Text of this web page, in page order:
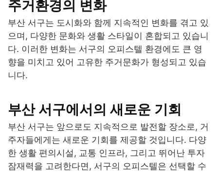
주거환경의 변화
부산 서구는 도시화와 함께 지속적인 변화를 겪고 있
으며, 다양한 문화와 생활 스타일이 혼합되고 있습니
다. 이러한 변화는 서구의 오피스텔 환경에도 큰 영
향을 미치고 있어 고유한 주거문화가 형성되고 있습
니다.
부산 서구에서의 새로운 기회
부산 서구는 앞으로도 지속적으로 발전할 장소로, 거
주자들에게는 새로운 기회를 제공할 것입니다. 다양
한 생활 편의시설, 교통 인프라, 그리고 뛰어난 투자
잠재력을 고려한다면, 서구의 오피스텔은 선택할 수